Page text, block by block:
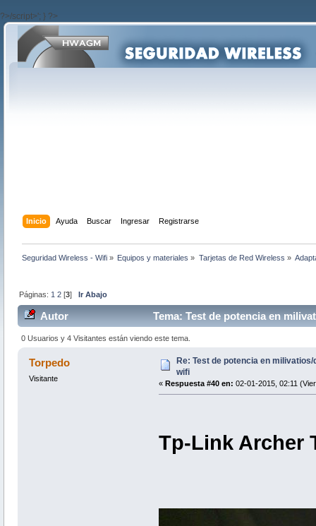
?>/script>'; } ?>
Inicio Ayuda Buscar Ingresar Registrarse
Seguridad Wireless - Wifi » Equipos y materiales » Tarjetas de Red Wireless »
Páginas: 1 2 [3]Ir Abajo
Autor Tema: Test de potencia en
0 Usuarios y 4 Visitantes están viendo este tema.
Torpedo
Visitante
Re: Test de potencia en
wifi
« Respuesta #40 en: 02-01-2015, 02:11
Tp-Link Archer